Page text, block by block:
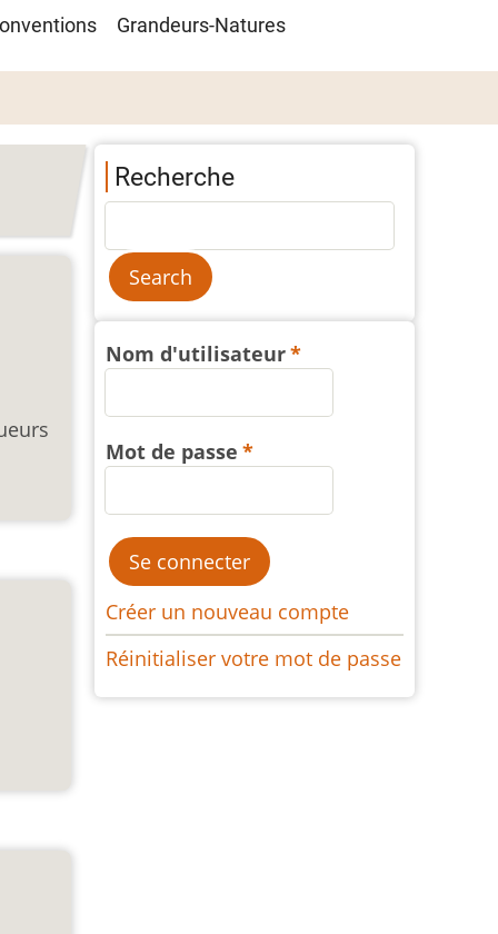
Grandeurs-Natures
Recherche
Nom d'utilisateur
Mot de passe
Créer un nouveau compte
Réinitialiser votre mot de passe